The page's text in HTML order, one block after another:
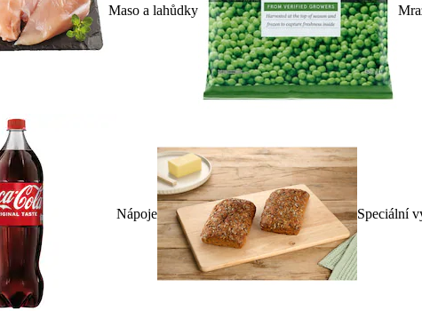
Maso a lahůdky
Nápoje Speciální